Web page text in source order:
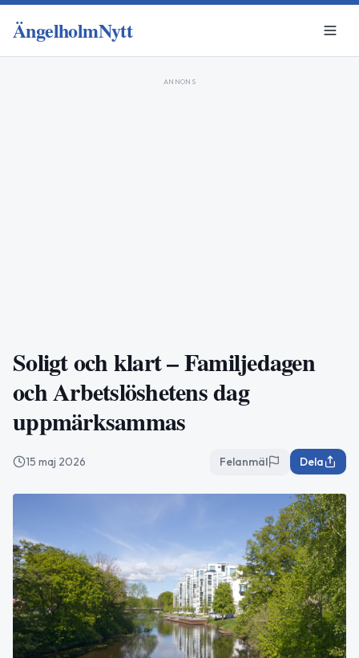
ÄngelholmNytt
ANNONS
Soligt och klart – Familjedagen
och Arbetslöshetens dag
uppmärksammas
15 maj 2026 Felanmäl Dela